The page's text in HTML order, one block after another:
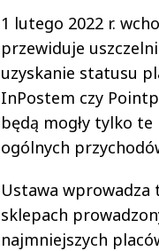
1 lutego 2022 r.
przewiduje
uzyskanie statusu
InPostem czy
będą mogły tylko
ogólnych
Ustawa wprowadza
sklepach
najmniejszych